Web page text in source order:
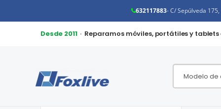
632117883- C/ Sepúlveda
Desde 2011· Reparamos móviles, portátiles y tablets